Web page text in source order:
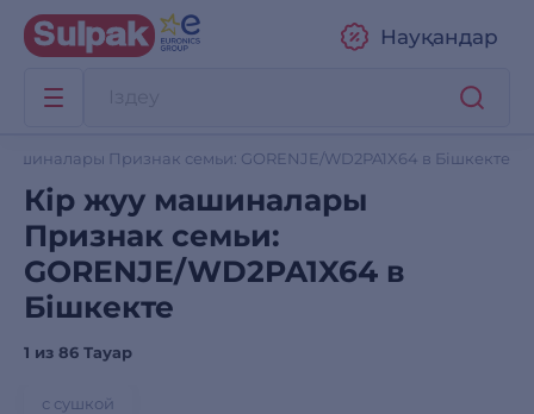
Науқандар
Признак семьи: GORENJE/WD2PA1X64 в Бішкекте
Кір жуу машиналары
Признак семьи:
GORENJE/WD2PA1X64 в
Бішкекте
1 из 86 Тауар
с сушкой